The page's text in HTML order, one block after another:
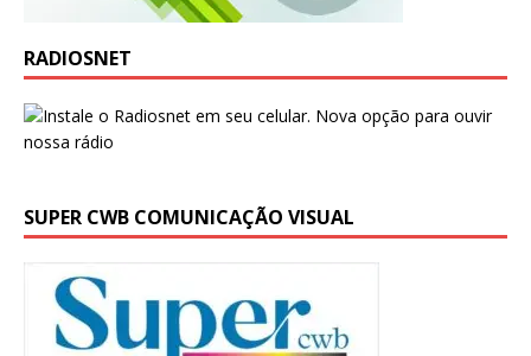
RADIOSNET
SUPER CWB COMUNICAÇÃO VISUAL